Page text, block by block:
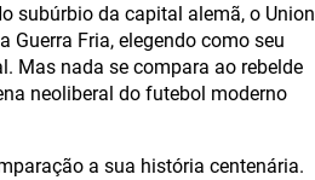
subúrbio da capital alemã, o Union
Fria, elegendo como seu
Mas nada se compara ao rebelde
neoliberal do futebol moderno
a sua história centenária.